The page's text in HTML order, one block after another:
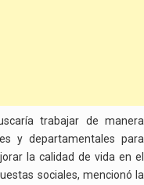
trabajar de manera
y departamentales para
la calidad de vida en el
sociales, mencionó la